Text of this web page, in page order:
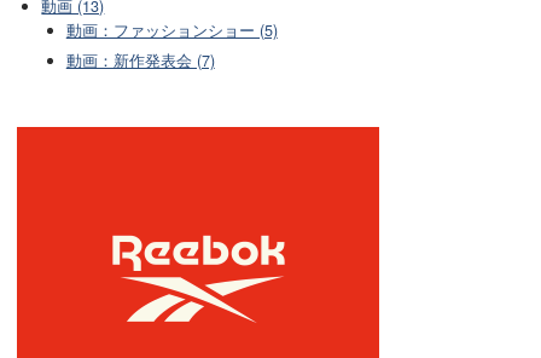
動画 (13)
動画：ファッションショー (5)
動画：新作発表会 (7)